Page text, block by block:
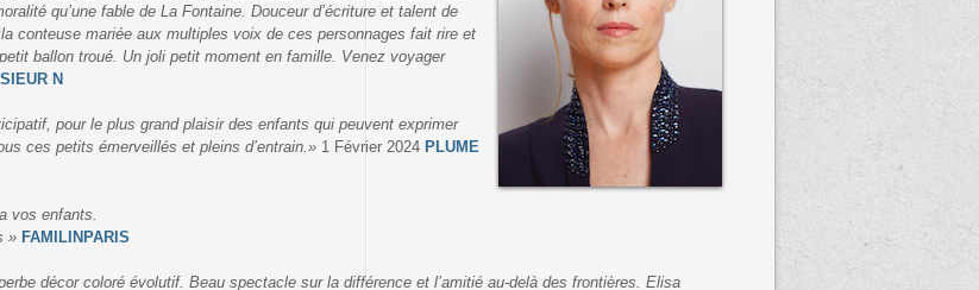
qu’une fable de La Fontaine. Douceur d’écriture et talent de
conteuse mariée aux multiples voix de ces personnages fait rire et
ballon troué. Un joli petit moment en famille. Venez voyager
N
pour le plus grand plaisir des enfants qui peuvent exprimer
ces petits émerveillés et pleins d’entrain.» 1 Février 2024 PLUME
vos enfants.
» FAMILINPARIS
décor coloré évolutif. Beau spectacle sur la différence et l’amitié au-delà des frontières. Elisa